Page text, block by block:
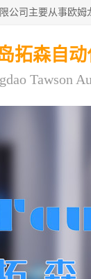
公司主要从事欧
拓森自
Tawson